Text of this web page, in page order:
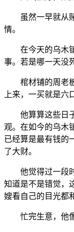
虽然一早就从赌
情。
在今天的乌木镇
事。若是哪一天没
棺材铺的周老板
上来，一买就是六
他算算这些日子
观。在如今的乌木
已经算是最有钱的
了大财。
他觉得过一段时
知道是不是错觉，
嫂看自己的目光都
忙完生意，他像